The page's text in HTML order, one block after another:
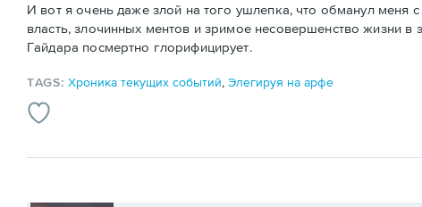
И вот я очень даже злой на того ушлепка, что обманул
власть, злочинных ментов и зримое несовершенство жизни
Гайдара посмертно глорифицирует.
TAGS:Хроника текущих событий,Элегируя на арфе